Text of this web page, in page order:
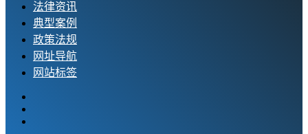
法律资讯
典型案例
政策法规
网址导航
网站标签